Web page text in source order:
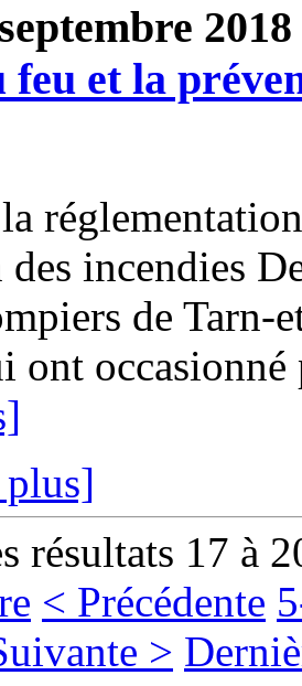
2018
feu et la
incendies
de
ont occasionné
résultats 17 à
< Précédente
>